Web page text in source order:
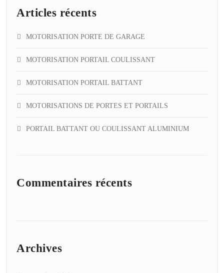
Articles récents
MOTORISATION PORTE DE GARAGE
MOTORISATION PORTAIL COULISSANT
MOTORISATION PORTAIL BATTANT
MOTORISATIONS DE PORTES ET PORTAILS
PORTAIL BATTANT OU COULISSANT ALUMINIUM
Commentaires récents
Archives